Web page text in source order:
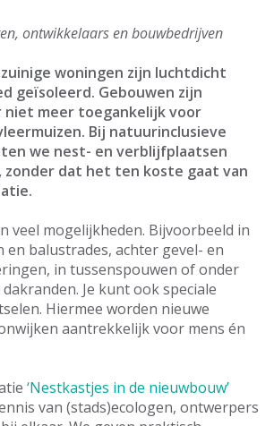
ontwikkelaars en bouwbedrijven
woningen zijn luchtdicht
geïsoleerd. Gebouwen zijn
niet meer toegankelijk voor
Bij natuurinclusieve
we nest- en verblijfplaatsen
zonder dat het ten koste gaat van
veel mogelijkheden. Bijvoorbeeld in
en balustrades, achter gevel- en
in tussenspouwen of onder
Je kunt ook speciale
Hiermee worden nieuwe
aantrekkelijk voor mens én
‘Nestkastjes in de nieuwbouw’
van (stads)ecologen, ontwerpers